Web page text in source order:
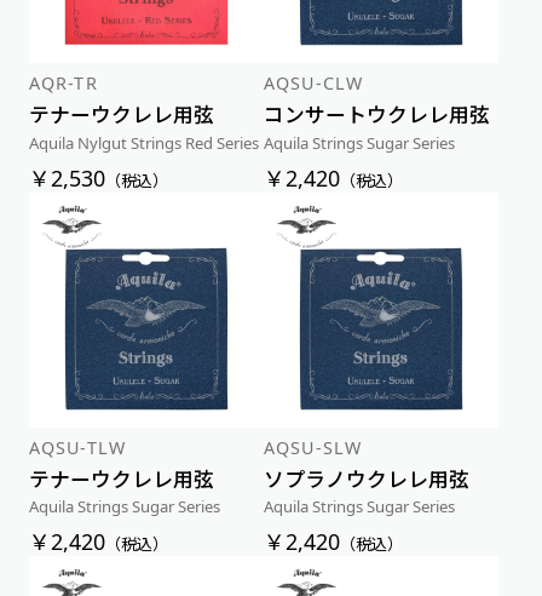
AQR-TR
テナーウクレレ用弦
Aquila Nylgut Strings Red Series
￥2,530（税込）
AQSU-CLW
コンサートウクレレ用弦
Aquila Strings Sugar Series
￥2,420 （税込）
AQSU-TLW
テナーウクレレ用弦
Aquila Strings Sugar Series
￥2,420（税込）
AQSU-SLW
ソプラノウクレレ用弦
Aquila Strings Sugar Series
￥2,420 （税込）